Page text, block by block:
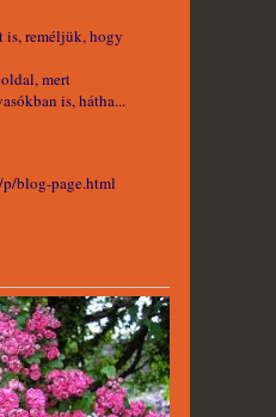
is, reméljük, hogy
mert
is, hátha...
blog-page.html